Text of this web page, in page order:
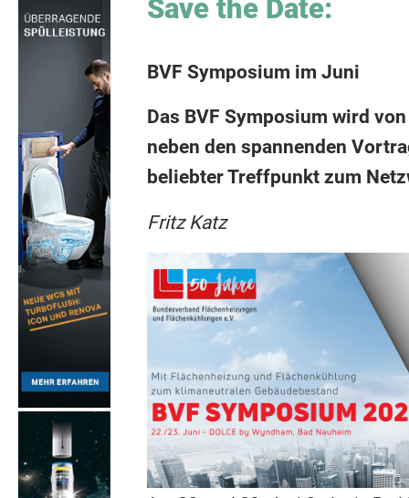
Save the Date:
BVF Symposium im Juni
Das BVF Symposium wird
neben den spannenden
beliebter Treffpunkt zum
Fritz Katz